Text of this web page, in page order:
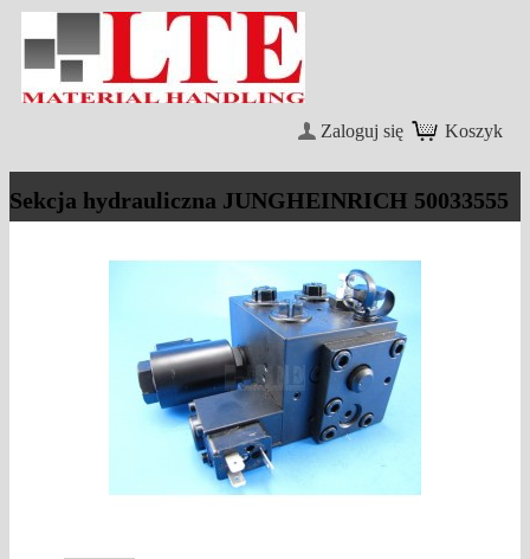
Koszyk
Zaloguj się
Sekcja hydrauliczna JUNGHEINRICH 50033555